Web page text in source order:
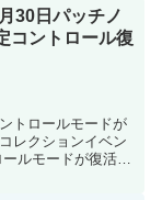
30日パッチノ
コントロール復
トロールモードが
レクションイベン
ルモードが復活す